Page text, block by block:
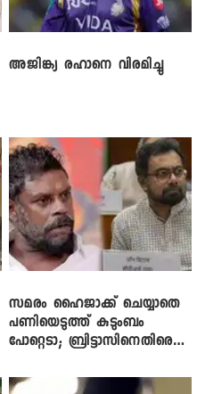
അജിങ്ക്യ രഹാനെ വിരമിച്ചു
സമരം ഹൈജാക്ക് ചെയ്യാതെ
പണിയെടുത്ത് കുടുംബം
പോറ്റെടാ; ബ്രിട്ടാസിനെതിരെ